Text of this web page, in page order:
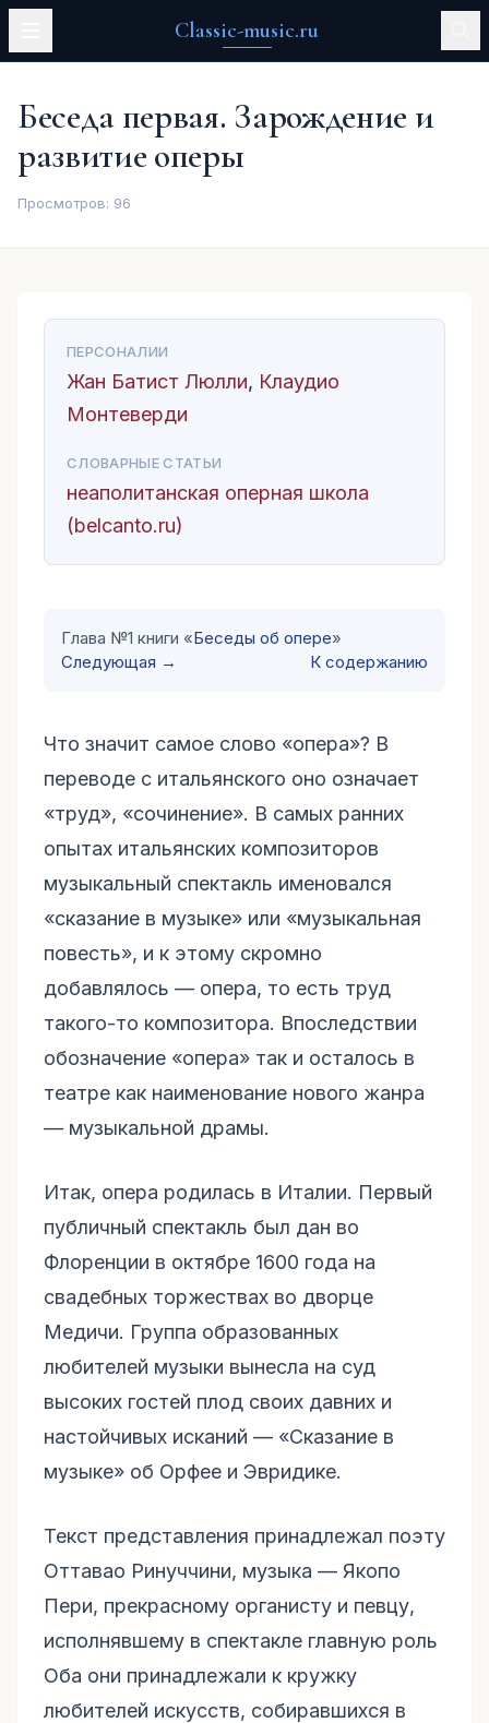
Classic-music.ru
Беседа первая. Зарождение и
развитие оперы
Просмотров: 96
ПЕРСОНАЛИИ
Жан Батист Люлли, Клаудио
Монтеверди
СЛОВАРНЫЕ СТАТЬИ
неаполитанская оперная школа
(belcanto.ru)
Глава №1 книги «Беседы об опере»
Следующая →
К содержанию
Что значит самое слово «опера»? В
переводе с итальянского оно означает
«труд», «сочинение». В самых ранних
опытах итальянских композиторов
музыкальный спектакль именовался
«сказание в музыке» или «музыкальная
повесть», и к этому скромно
добавлялось — опера, то есть труд
такого-то композитора. Впоследствии
обозначение «опера» так и осталось в
театре как наименование нового жанра
— музыкальной драмы.
Итак, опера родилась в Италии. Первый
публичный спектакль был дан во
Флоренции в октябре 1600 года на
свадебных торжествах во дворце
Медичи. Группа образованных
любителей музыки вынесла на суд
высоких гостей плод своих давних и
настойчивых исканий — «Сказание в
музыке» об Орфее и Эвридике.
Текст представления принадлежал поэту
Оттавао Ринуччини, музыка — Якопо
Пери, прекрасному органисту и певцу,
исполнявшему в спектакле главную роль
Оба они принадлежали к кружку
любителей искусств, собиравшихся в